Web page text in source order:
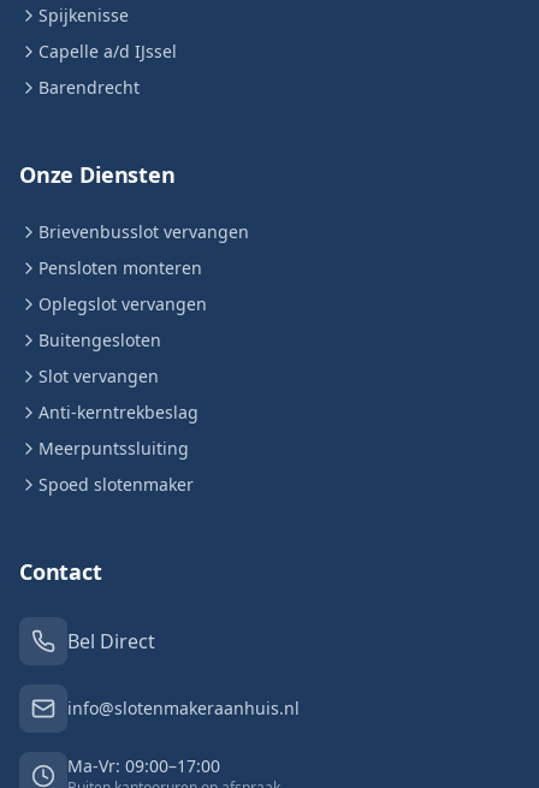
Spijkenisse
Capelle a/d IJssel
Barendrecht
Onze Diensten
Brievenbusslot vervangen
Pensloten monteren
Oplegslot vervangen
Buitengesloten
Slot vervangen
Anti-kerntrekbeslag
Meerpuntssluiting
Spoed slotenmaker
Contact
Bel Direct
info@slotenmakeraanhuis.nl
Ma-Vr: 09:00–17:00